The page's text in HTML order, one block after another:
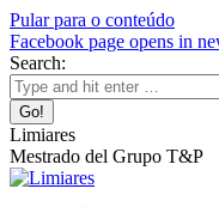
Pular para o conteúdo
Facebook page opens in
Search:
Limiares
Mestrado del Grupo T&P